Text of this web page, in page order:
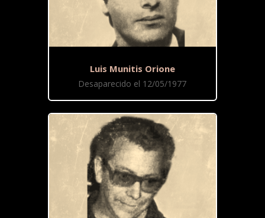
Luis Munitis Orione
Desaparecido el 12/05/1977